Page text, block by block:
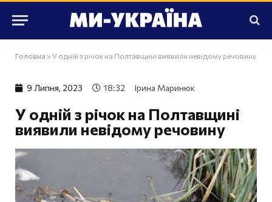
Головна » У одній з річок на Полтавщині виявили невідому речовину
9 Липня, 2023 18:32 Ірина Маринюк
У одній з річок на Полтавщині
виявили невідому речовину